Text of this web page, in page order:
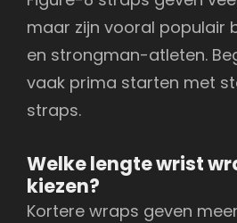
maar zijn vooral populair
en strongman-atleten.
vaak prima starten met
straps.
Welke lengte wrist
kiezen?
Kortere wraps geven meer